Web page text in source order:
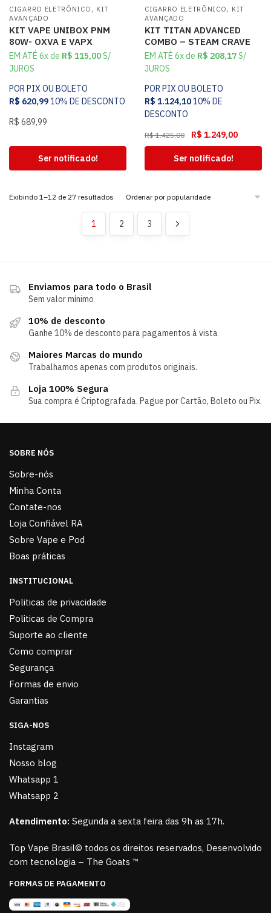
CIGARRO ELETRÔNICO , KIT
AVANÇADO
KIT VAPE UNIBOX PNM
80W- OXVA E VAPX
EM ATÉ 6x de R$ 115,00S/
JUROS
POR PIX OU BOLETO
R$ 620,9910% DE DESCONTO
R$ 689,99
Ser notificado!
CIGARRO ELETRÔNICO , KIT
AVANÇADO
KIT TITAN ADVANCED
COMBO – STEAM CRAVE
EM ATÉ 6x de R$ 208,17S/
JUROS
POR PIX OU BOLETO
R$ 1.124,1010% DE
DESCONTO
R$1.425,00 R$ 1.249,00
Ser notificado!
Exibindo 1–12 de 27 resultados
1 2 3
Enviamos para todo o Brasil
Sem valor mínimo
10% de desconto
Ganhe 10% de desconto para pagamentos á vista
Maiores Marcas do mundo
Trabalhamos apenas com produtos originais.
Loja 100% Segura
Sua compra é Criptografada. Pague por Cartão, Boleto ou Pix.
SOBRE NÓS
Sobre-nós
Minha Conta
Contate-nos
Loja Confiável RA
Sobre Vape e Pod
Boas práticas
INSTITUCIONAL
Politicas de privacidade
Politicas de Compra
Suporte ao cliente
Como comprar
Segurança
Formas de envio
Garantias
SIGA-NOS
Instagram
Nosso blog
Whatsapp 1
Whatsapp 2
Atendimento: Segunda a sexta feira das 9h as 17h.
Top Vape Brasil© todos os direitos reservados, Desenvolvido
com tecnologia – The Goats ™
FORMAS DE PAGAMENTO